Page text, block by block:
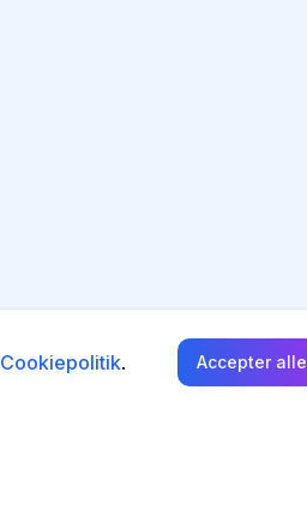
Cookiepolitik. Accepter alle